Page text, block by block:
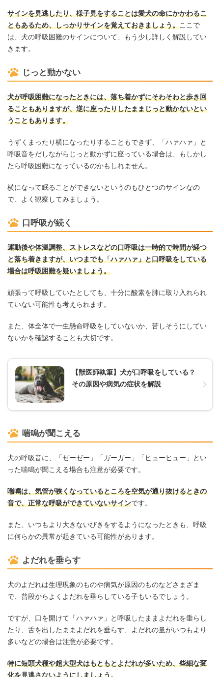
サインを見逃したり、様子見をすることは愛犬の命にかかわるこ
ともあるため、しっかりサインを覚えておきましょう。ここで
は、犬の呼吸困難のサインについて、もう少し詳しく解説してい
きます。
じっと動かない
犬が呼吸困難になったときには、落ち着かずにそわそわと歩き回
ることもありますが、逆に座ったりしたままじっと動かないとい
うこともあります。
うずくまったり横になったりすることもできず、「ハァハァ」と
呼吸音をだしながらじっと動かずに座っている場合は、もしかし
たら呼吸困難になっているのかもしれません。
横になって眠ることができないというのもひとつのサインなの
で、よく観察してみましょう。
口呼吸が続く
運動後や体温調整、ストレスなどの口呼吸は一時的で時間が経つ
と落ち着きますが、いつまでも「ハァハァ」と口呼吸をしている
場合は呼吸困難を疑いましょう。
頑張って呼吸していたとしても、十分に酸素を肺に取り入れられ
ていない可能性も考えられます。
また、体全体で一生懸命呼吸をしていないか、苦しそうにしてい
ないかを確認することも大切です。
【獣医師執筆】犬が口呼吸をしている？
その原因や病気の症状を解説
喘鳴が聞こえる
犬の呼吸音に、「ゼーゼー」「ガーガー」「ヒューヒュー」とい
った喘鳴が聞こえる場合も注意が必要です。
喘鳴は、気管が狭くなっているところを空気が通り抜けるときの
音で、正常な呼吸ができていないサインです。
また、いつもより大きないびきをするようになったときも、呼吸
に何らかの異常が起きている可能性があります。
よだれを垂らす
犬のよだれは生理現象のものや病気が原因のものなどさまざま
で、普段からよくよだれを垂らしている子もいるでしょう。
ですが、口を開けて「ハァハァ」と呼吸したままよだれを垂らし
たり、舌を出したままよだれを垂らす、よだれの量がいつもより
多いなどの場合は注意が必要です。
特に短頭犬種や超大型犬はもともとよだれが多いため、些細な変
化を見逃さないようにしましょう。